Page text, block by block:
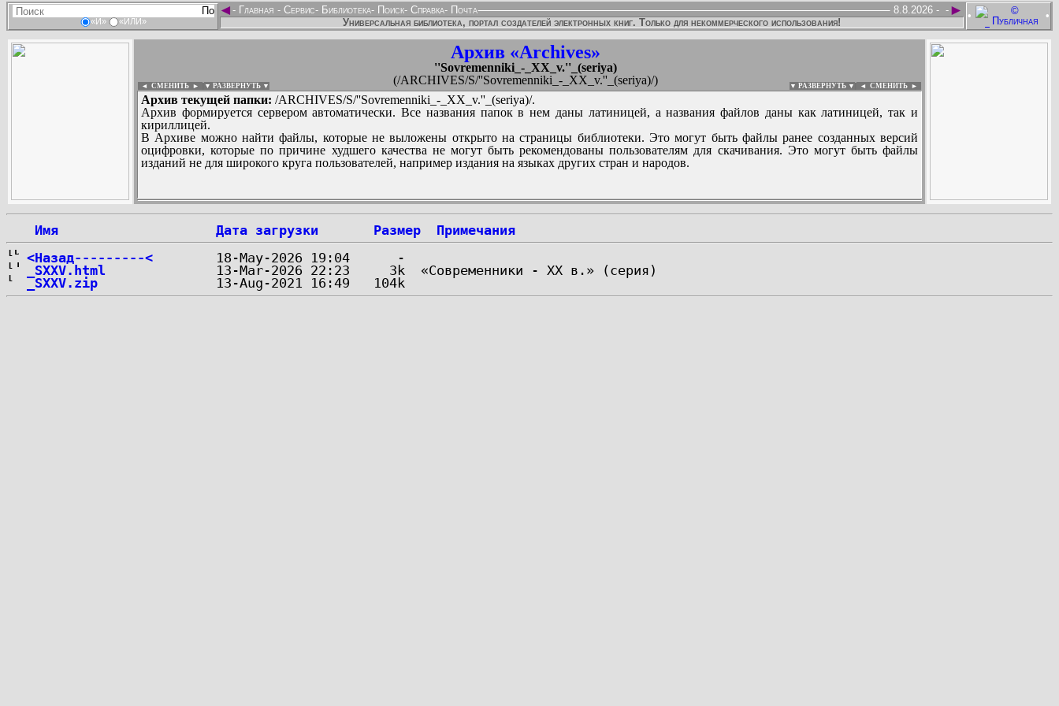
«И» «ИЛИ»
• •
◄ ►
- Главная - Сервис- Библиотека- Поиск- Справка- Почта -
8.8.2026 -
Универсальная библиотека, портал создателей электронных книг. Только для некоммерческого использования!
Архив «Archives»
''Sovremenniki_-_XX_v.''_(seriya)
(/ARCHIVES/S/''Sovremenniki_-_XX_v.''_(seriya)/)
◄ СМЕНИТЬ ► ▼ РАЗВЕРНУТЬ ▼ ▼ РАЗВЕРНУТЬ ▼ ◄ СМЕНИТЬ ►
Архив текущей папки: /ARCHIVES/S/''Sovremenniki_-_XX_v.''_(seriya)/.
Архив формируется сервером автоматически. Все названия папок в нем даны латиницей, а названия файлов даны как латиницей, так и
кириллицей.
В Архиве можно найти файлы, которые не выложены открыто на страницы библиотеки. Это могут быть файлы ранее созданных версий
оцифровки, которые по причине худшего качества не могут быть рекомендованы пользователям для скачивания. Это могут быть файлы
изданий не для широкого круга пользователей, например издания на языках других стран и народов.
:
...
Имя Дата загрузки Размер
Примечания
<Назад---------<
_SXXV.html
_SXXV.zip